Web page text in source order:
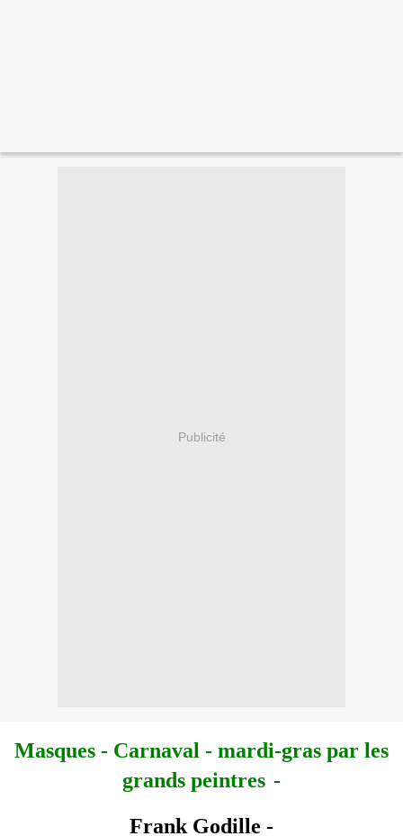
Publicité
Masques - Carnaval - mardi-gras par les
grands peintres -
Frank Godille -